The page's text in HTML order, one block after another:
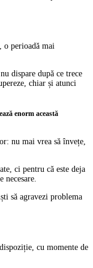
o perioadă mai
dispare după ce trece
chiar și atunci
enorm această
nu mai vrea să învețe,
ci pentru că este deja
necesare.
să agravezi problema
cu momente de